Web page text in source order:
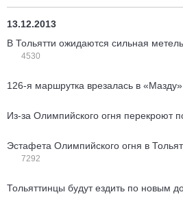
13.12.2013
В Тольятти ожидаются сильная
4530
126-я маршрутка врезалась в «Мазду»
Из-за Олимпийского огня перекроют
Эстафета Олимпийского огня в
7292
Тольяттинцы будут ездить по новым